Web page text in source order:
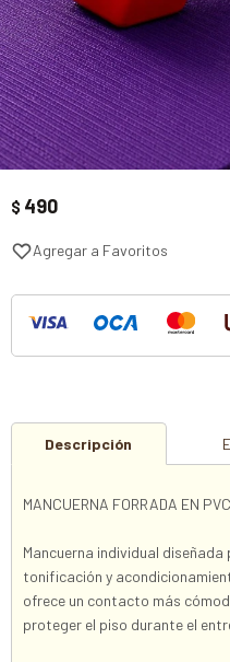
$ 490
Descripción
MANCUERNA FORRADA EN
Mancuerna individual
tonificación y
ofrece un contacto más
proteger el piso durante el